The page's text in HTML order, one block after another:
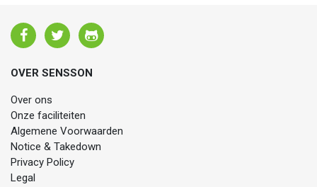
OVER SENSSON
Over ons
Onze faciliteiten
Algemene Voorwaarden
Notice & Takedown
Privacy Policy
Legal